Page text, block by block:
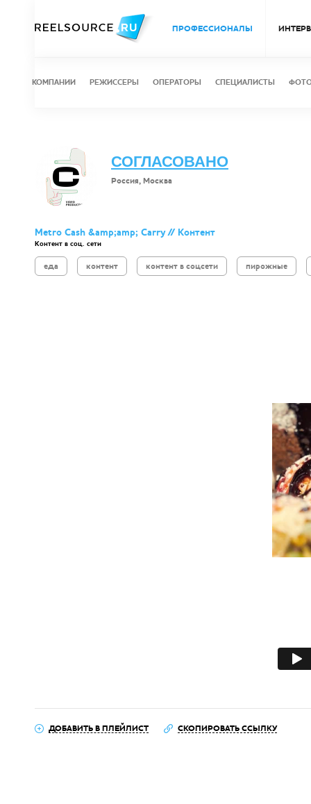
ПРОФЕССИОНАЛЫ
КОМПАНИИ РЕЖИССЕРЫ ОПЕРАТОРЫ СПЕЦИАЛИСТЫ
СОГЛАСОВАНО
Россия, Москва
Metro Cash &amp;amp; Carry // Контент
Контент в соц. сети
еда контент контент в соцсети пирожные
ДОБАВИТЬ В ПЛЕЙЛИСТ СКОПИРОВАТЬ ССЫЛКУ